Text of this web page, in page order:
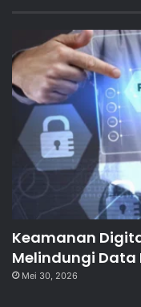
Keamanan
Melindungi Data
Mei 30, 2026